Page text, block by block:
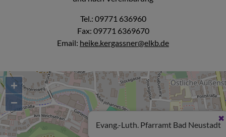
Tel.: 09771 636960
Fax: 09771 6369670
Email: heike.kergassner@elkb.de
Evang.-Luth. Pfarramt Bad Neustadt
+
−